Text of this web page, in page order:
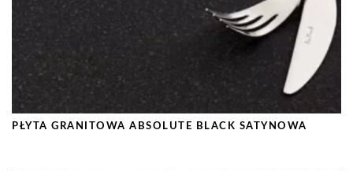
PŁYTA GRANITOWA ABSOLUTE BLACK SATYNOWA